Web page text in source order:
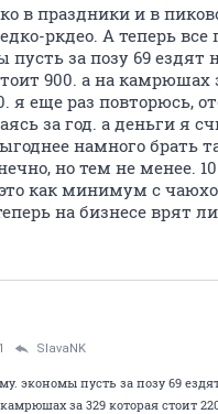
в праздники и в
ркдео. А теперь все
за позу 69 ездят
900. а на камрюшах
я еще раз повторюсь,
за год. а деньги я
намного брать
но тем не менее. 10
как минимум с
на бизнесе врят
SlavaNK
экономы пусть за позу 69
за 329 которая стоит